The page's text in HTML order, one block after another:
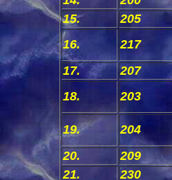
15.
205
16.
217
17.
207
18.
203
19.
204
20.
209
21.
230